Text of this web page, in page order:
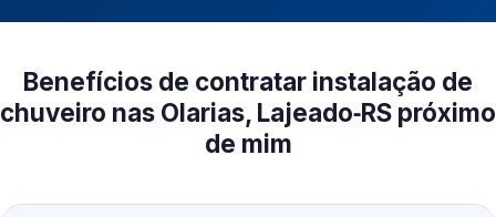
Benefícios de contratar instalação de
chuveiro nas Olarias, Lajeado‑RS próximo
de mim